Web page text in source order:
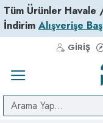
Tüm Ürünler
İndirim Alışverişe
GIRIŞ